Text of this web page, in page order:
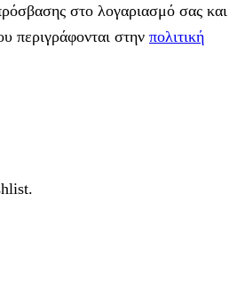
στο λογαριασμό σας και
περιγράφονται στην πολιτική